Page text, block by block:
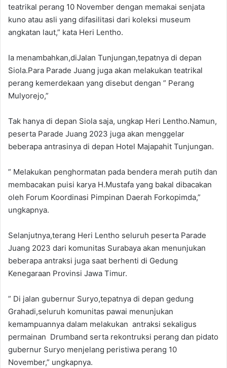
teatrikal perang 10 November dengan memakai senjata
kuno atau asli yang difasilitasi dari koleksi museum
angkatan laut,” kata Heri Lentho.
Ia menambahkan,diJalan Tunjungan,tepatnya di depan
Siola.Para Parade Juang juga akan melakukan teatrikal
perang kemerdekaan yang disebut dengan ” Perang
Mulyorejo,”
Tak hanya di depan Siola saja, ungkap Heri Lentho.Namun,
peserta Parade Juang 2023 juga akan menggelar
beberapa antrasinya di depan Hotel Majapahit Tunjungan.
” Melakukan penghormatan pada bendera merah putih dan
membacakan puisi karya H.Mustafa yang bakal dibacakan
oleh Forum Koordinasi Pimpinan Daerah Forkopimda,”
ungkapnya.
Selanjutnya,terang Heri Lentho seluruh peserta Parade
Juang 2023 dari komunitas Surabaya akan menunjukan
beberapa antraksi juga saat berhenti di Gedung
Kenegaraan Provinsi Jawa Timur.
” Di jalan gubernur Suryo,tepatnya di depan gedung
Grahadi,seluruh komunitas pawai menunjukan
kemampuannya dalam melakukan antraksi sekaligus
permainan Drumband serta rekontruksi perang dan pidato
gubernur Suryo menjelang peristiwa perang 10
November,” ungkapnya.